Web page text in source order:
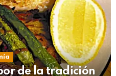
de la tradición